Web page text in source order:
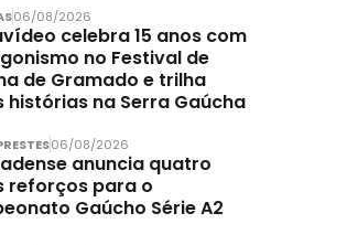
06/08/2026
celebra 15 anos com
no Festival de
de Gramado e trilha
histórias na Serra Gaúcha
06/08/2026
anuncia quatro
reforços para o
Gaúcho Série A2